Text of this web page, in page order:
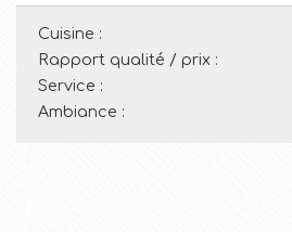
Cuisine :
Rapport qualité / prix :
Service :
Ambiance :